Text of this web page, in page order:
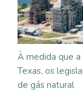
À medida que
Texas, os
de gás natural